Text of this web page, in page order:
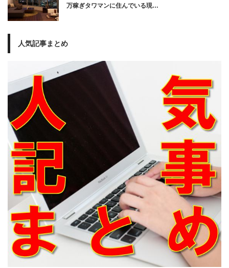
万稼ぎタワマンに住んでいる現…
人気記事まとめ